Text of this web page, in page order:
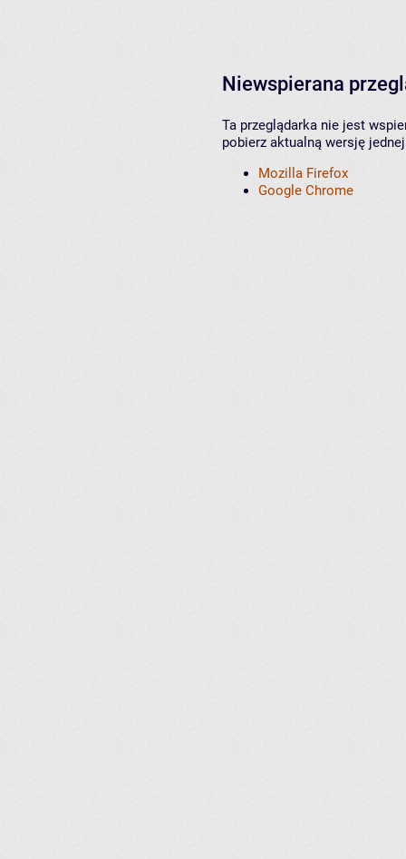
Niewspierana
Ta przeglądarka nie jest
pobierz aktualną wersję
Mozilla Firefox
Google Chrome